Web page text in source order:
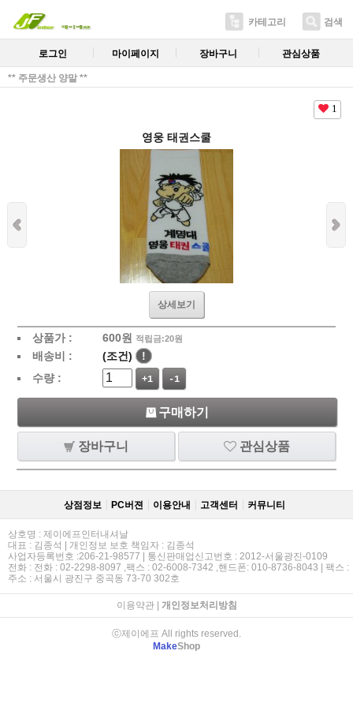
카테고리 검색
로그인 마이페이지 장바구니 관심상품
** 주문생산 양말 **
1
영웅 태권스쿨
상세보기
상품가 : 600원 적립금:20원
배송비 : (조건)
!
수량 :
+1 -1
구매하기
장바구니 관심상품
상점정보 PC버젼 이용안내 고객센터 커뮤니티
상호명 : 제이에프인터내셔날
대표 : 김종석 | 개인정보 보호 책임자 : 김종석
사업자등록번호 :206-21-98577 | 통신판매업신고번호 : 2012-서울광진-0109
전화 : 전화 : 02-2298-8097 ,팩스 : 02-6008-7342 ,핸드폰: 010-8736-8043 | 팩스 :
주소 : 서울시 광진구 중곡동 73-70 302호
이용약관| 개인정보처리방침
ⓒ제이에프 All rights reserved.
MakeShop